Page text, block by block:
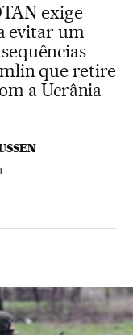
exige
evitar um
que retire
a Ucrânia